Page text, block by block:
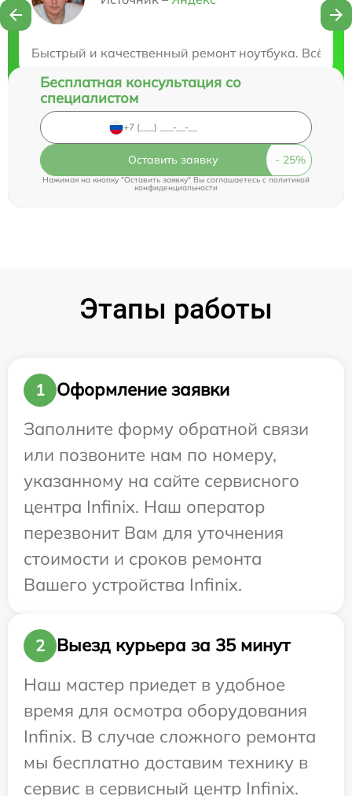
Быстрый и качественный ремонт ноутбука. Всё
Бесплатная консультация со
специалистом
Оставить заявку
Нажимая на кнопку "Оставить заявку" Вы соглашаетесь cполитикой
конфиденциальности
Этапы работы
1
Оформление заявки
Заполните форму обратной связи
или позвоните нам по номеру,
указанному на сайте сервисного
центра Infinix. Наш оператор
перезвонит Вам для уточнения
стоимости и сроков ремонта
Вашего устройства Infinix.
2
Выезд курьера за 35 минут
Наш мастер приедет в удобное
время для осмотра оборудования
Infinix. В случае сложного ремонта
мы бесплатно доставим технику в
сервис в сервисный центр Infinix.